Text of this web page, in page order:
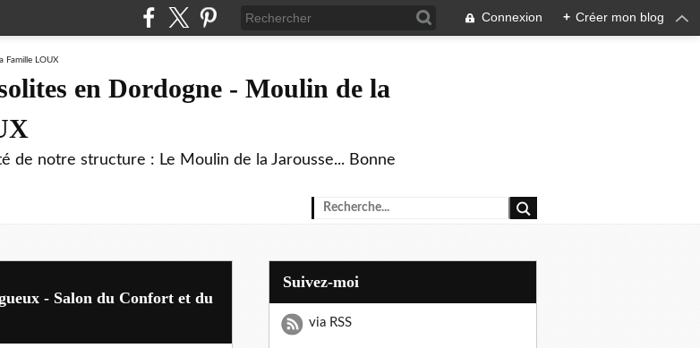
Connexion + Créer mon blog
en Dordogne - Moulin de la
de notre structure : Le Moulin de la Jarousse... Bonne
- Salon du Confort et du
Suivez-moi
via RSS